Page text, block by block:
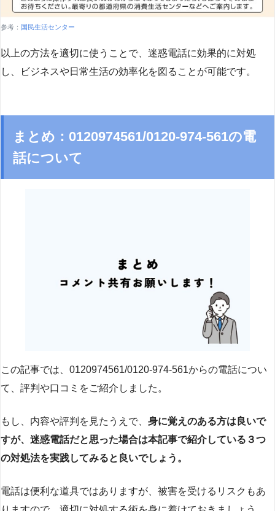
参考： 国民生活センター
以上の方法を適切に使うことで、迷惑電話に効果的に対処
し、ビジネスや日常生活の効率化を図ることが可能です。
まとめ：0120974561/0120-974-561の電
話について
この記事では、0120974561/0120-974-561からの電話につい
て、評判や口コミをご紹介しました。
もし、内容や評判を見たうえで、 身に覚えのある方は良いで
すが、迷惑電話だと思った場合は本記事で紹介している３つ
の対処法を実践してみると良いでしょう。
電話は便利な道具ではありますが、被害を受けるリスクもあ